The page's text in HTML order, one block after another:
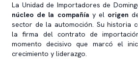
La Unidad de Importadores de
núcleo de la compañía y el origen
sector de la automoción. Su historia
la firma del contrato de
momento decisivo que marcó el
crecimiento y liderazgo.